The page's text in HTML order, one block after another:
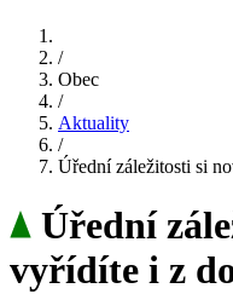
/
Obec
/
Aktuality
/
Úřední záležitosti si
Úřední
vyřídíte i z